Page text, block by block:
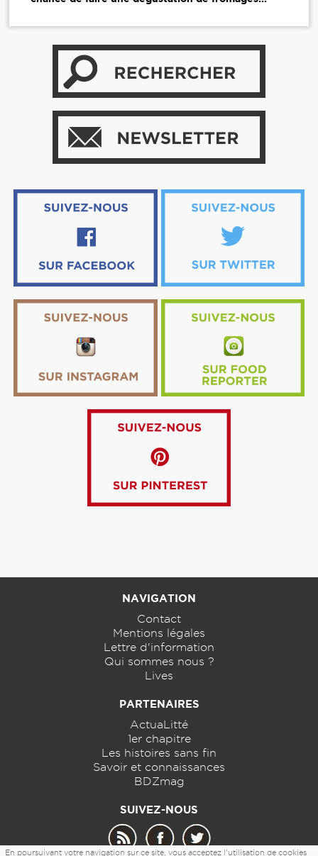
NAVIGATION
Contact
Mentions légales
Lettre d'information
Qui sommes nous ?
Lives
PARTENAIRES
ActuaLitté
1er chapitre
Les histoires sans fin
Savoir et connaissances
BDZmag
SUIVEZ-NOUS
En poursuivant votre navigation sur ce site, vous acceptez l'utilisation de cookies